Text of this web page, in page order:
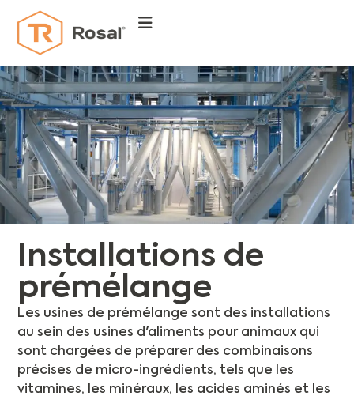
Installations de
prémélange
Les usines de prémélange sont des installations
au sein des usines d'aliments pour animaux qui
sont chargées de préparer des combinaisons
précises de micro-ingrédients, tels que les
vitamines, les minéraux, les acides aminés et les